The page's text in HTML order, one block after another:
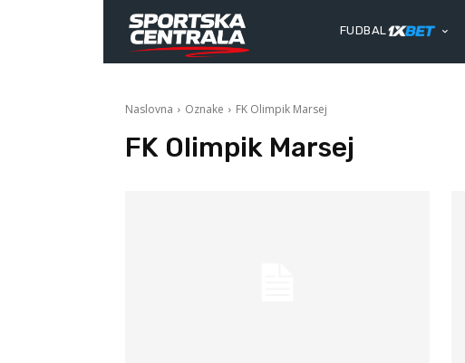
FUDBAL
Naslovna Oznake FK Olimpik Marsej
FK Olimpik Marsej